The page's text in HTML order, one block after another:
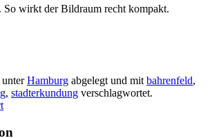
So wirkt der Bildraum recht kompakt.
Hamburg abgelegt und mit bahrenfeld,
, stadterkundung verschlagwortet.